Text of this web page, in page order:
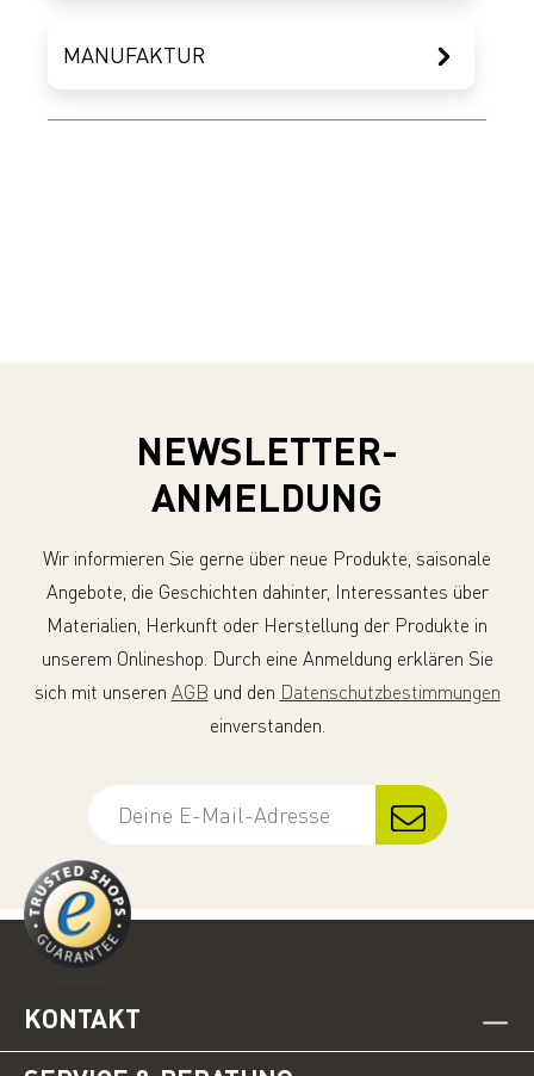
MANUFAKTUR
NEWSLETTER-
ANMELDUNG
Wir informieren Sie gerne über neue Produkte, saisonale
Angebote, die Geschichten dahinter, Interessantes über
Materialien, Herkunft oder Herstellung der Produkte in
unserem Onlineshop. Durch eine Anmeldung erklären Sie
sich mit unseren AGB und den Datenschutzbestimmungen
einverstanden.
KONTAKT